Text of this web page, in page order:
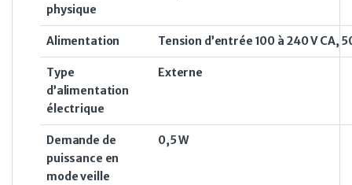
physique
Alimentation Tension d’entrée 100 à 240 V CA,
Type
d’alimentation
électrique
Externe
Demande de
puissance en
mode veille
0,5 W